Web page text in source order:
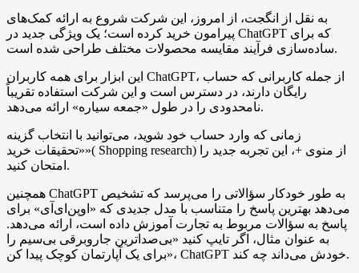
به نقل از انگجت، از امروز، این شرکت شروع به ارائه کمک‌های
پیرامون خرید کرده است؛ یک ویژگی جدید در ChatGPT که برای
ساده‌سازی فرآیند مقایسه محصولات مختلف طراحی شده است.
این ابزار برای همه کاربران ChatGPT، از جمله کاربرانی که حساب
رایگان دارند، در دسترس است و این شرکت استفاده تقریباً
نامحدودی را در طول «جمعه سیاره» ارائه می‌دهد.
زمانی که وارد حساب خود شوید، می‌توانید با انتخاب گزینه
«تحقیقات خرید»( Shopping research) از منوی +، این تجربه جدید را
امتحان کنید.
همچنین ChatGPT به طور خودکار سؤالاتی را می‌پرسد که تشخیص
می‌دهد بهترین پاسخ را متناسب با مدل جدیدی که «اوپن‌ای‌آی» برای
پاسخ به سؤالات مربوط به تجارت آموزش داده است، ارائه می‌دهد.
به عنوان مثال، اگر تایپ کنید «بی‌صداترین جاروبرقی بی‌سیم را
برای یک آپارتمان کوچک پیدا کن»، ChatGPT خودش می‌داند چه کند.